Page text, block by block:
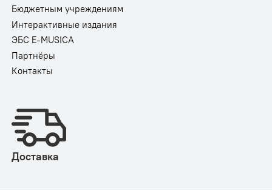
Бюджетным учреждениям
Интерактивные издания
ЭБС E-MUSICA
Партнёры
Контакты
Доставка